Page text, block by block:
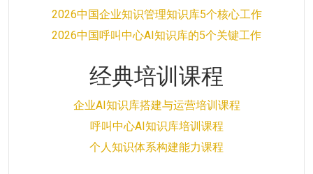
2026中国企业知识管理知识库5个核心工作
2026中国呼叫中心AI知识库的5个关键工作
经典培训课程
企业AI知识库搭建与运营培训课程
呼叫中心AI知识库培训课程
个人知识体系构建能力课程